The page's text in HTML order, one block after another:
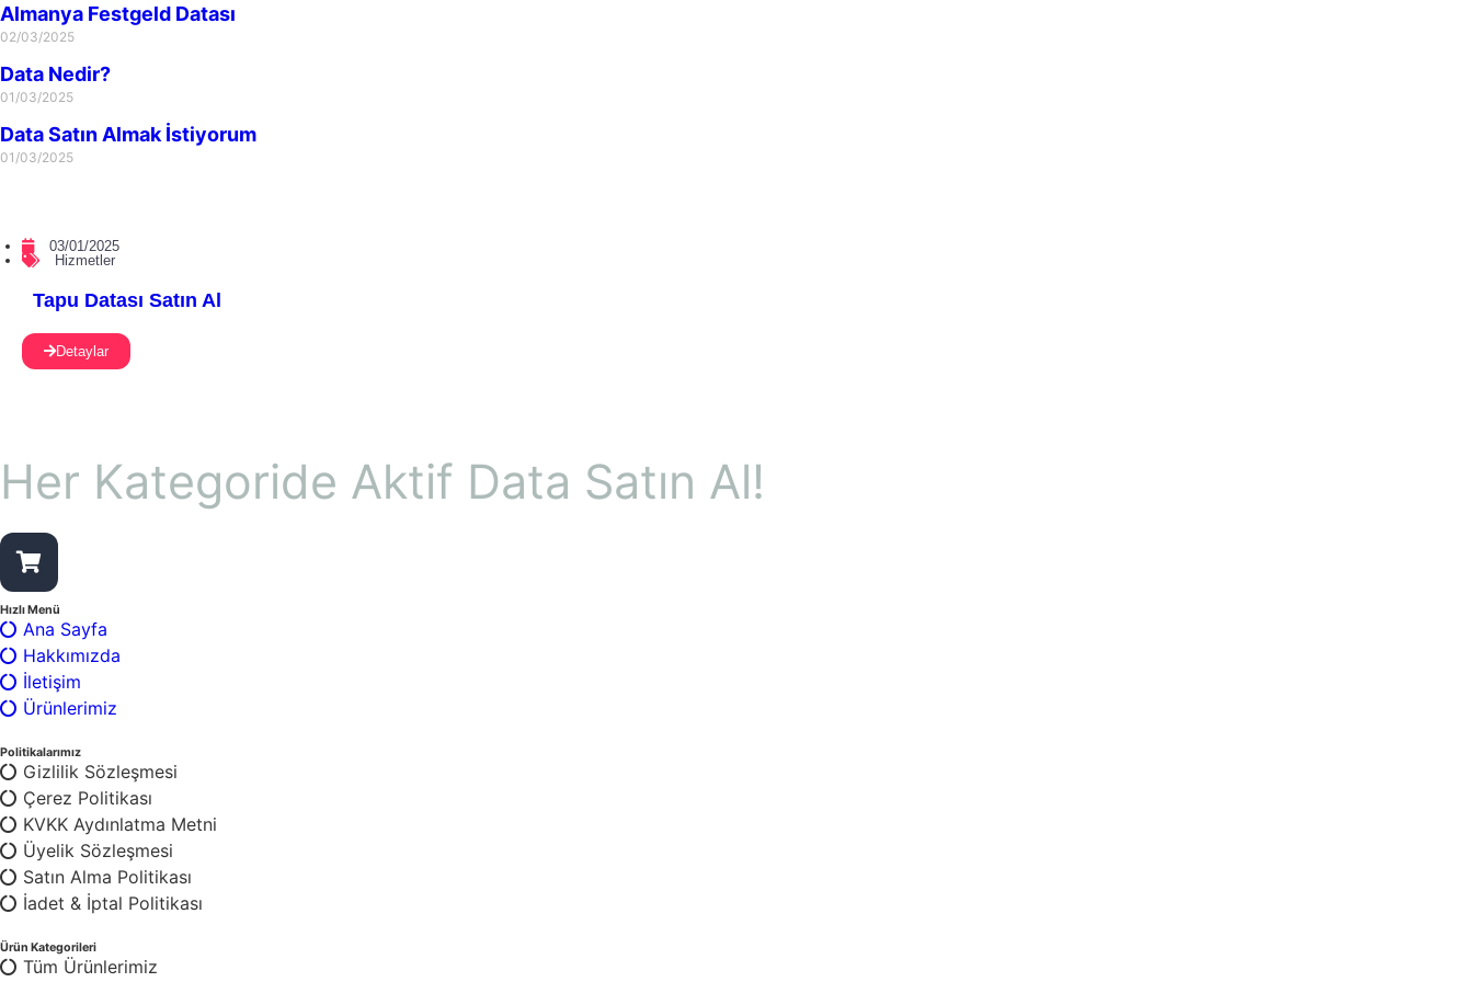
Almanya Festgeld Datası
02/03/2025
Data Nedir?
01/03/2025
Data Satın Almak İstiyorum
01/03/2025
03/01/2025
Hizmetler
Tapu Datası Satın Al
Detaylar
Her Kategoride Aktif Data Satın Al!
Hızlı Menü
Ana Sayfa
Hakkımızda
İletişim
Ürünlerimiz
Politikalarımız
Gizlilik Sözleşmesi
Çerez Politikası
KVKK Aydınlatma Metni
Üyelik Sözleşmesi
Satın Alma Politikası
İadet & İptal Politikası
Ürün Kategorileri
Tüm Ürünlerimiz